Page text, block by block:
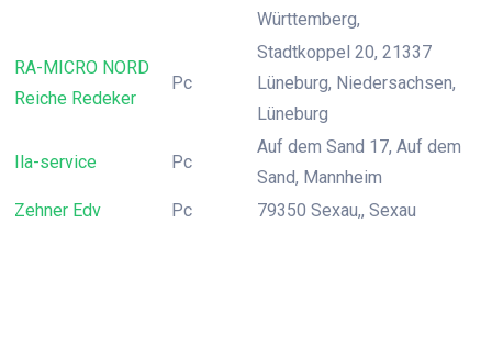
Württemberg,
RA-MICRO NORD
Reiche Redeker
Pc
Stadtkoppel 20, 21337
Lüneburg, Niedersachsen,
Lüneburg
Ila-service Pc
Auf dem Sand 17, Auf dem
Sand, Mannheim
Zehner Edv
Pc 79350 Sexau,, Sexau